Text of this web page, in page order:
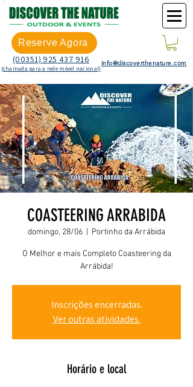
Reserve Agora
(00351) 925 437 916
(chamada para a rede móvel nacional)
info@discoverthenature.com
COASTEERING ARRABIDA
domingo, 28/06 Portinho da Arrábida
O Melhor e mais Completo Coasteering da
Arrábida!
Inscrições encerradas.
Ver outras atividades.
Horário e local